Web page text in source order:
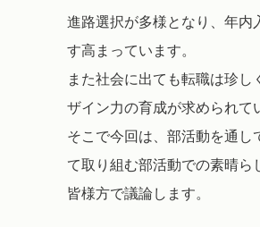
進路選択が多様となり、年内
す高まっています。
また社会に出ても転職は珍
ザイン力の育成が求められて
そこで今回は、部活動を通し
て取り組む部活動での素晴
皆様方で議論します。